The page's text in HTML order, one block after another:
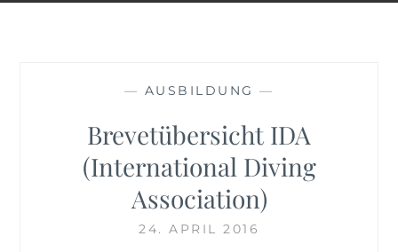
— AUSBILDUNG —
Brevetübersicht IDA
(International Diving
Association)
24. APRIL 2016